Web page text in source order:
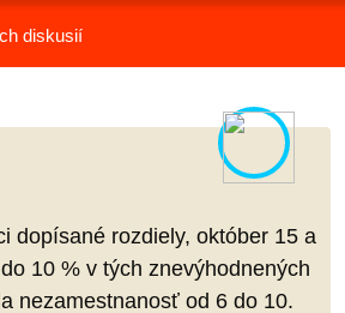
diskusií
dopísané rozdiely, október 15 a
10 % v tých znevýhodnených
nezamestnanosť od 6 do 10.